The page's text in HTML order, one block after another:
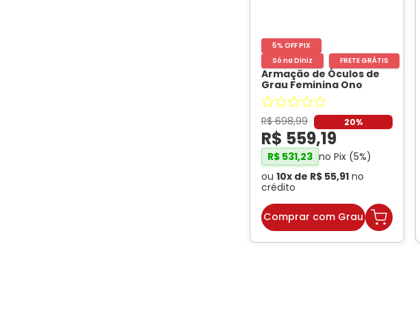
5% OFF PIX
Só na Diniz
FRETE GRÁTIS
Armação de Óculos de
Grau Feminina Ono
ON0001 Gatinho Cor
Translúcido
R$ 698,99 20%
R$ 559,19
R$ 531,23 no Pix (5%)
ou 10x de R$ 55,91no
crédito
Comprar com Grau